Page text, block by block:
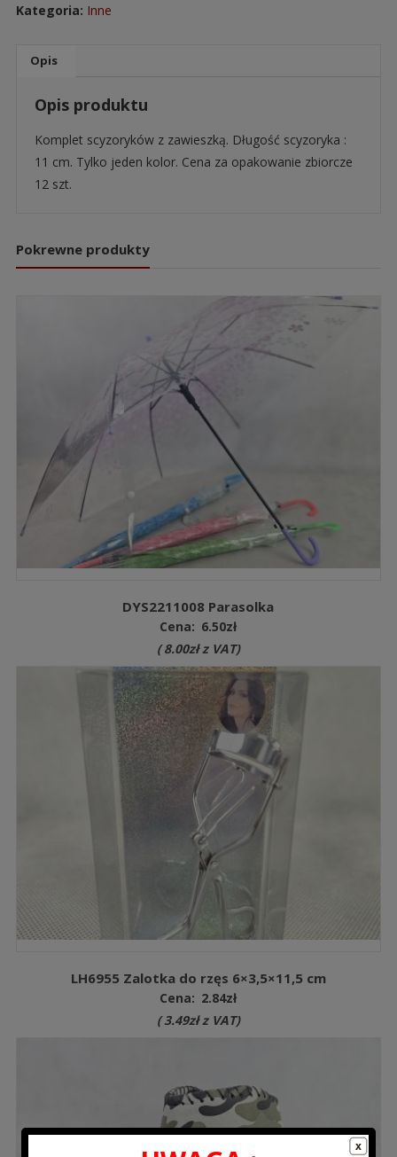
Kategoria: Inne
Opis
Opis produktu
Komplet scyzoryków z zawieszką. Długość scyzoryka :
11 cm. Tylko jeden kolor. Cena za opakowanie zbiorcze
12 szt.
Pokrewne produkty
DYS2211008 Parasolka
Cena: 6.50zł
( 8.00złz VAT)
LH6955 Zalotka do rzęs 6×3,5×11,5 cm
Cena: 2.84zł
( 3.49złz VAT)